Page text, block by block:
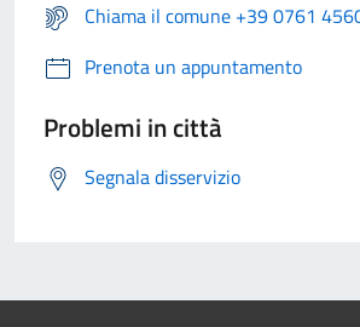
Chiama il comune +39 0761
Prenota un appuntamento
Problemi in città
Segnala disservizio